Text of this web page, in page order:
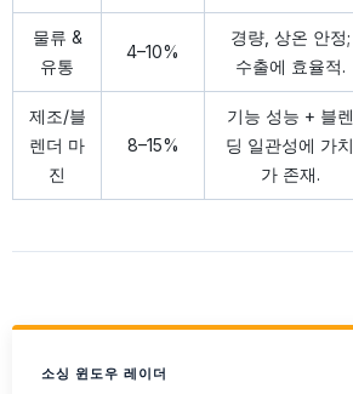
물류 &
유통
4–10%
경량, 상온 안정;
수출에 효율적.
제조/블
렌더 마
진
8–15%
기능 성능 + 블렌
딩 일관성에 가치
가 존재.
소싱 윈도우 레이더